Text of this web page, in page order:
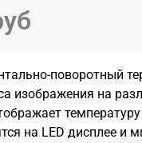
поворотный
изображения на
на LED дисплее и